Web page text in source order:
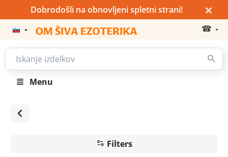
Dobrodošli na obnovljeni spletni strani! ×
☎
Menu
Filters